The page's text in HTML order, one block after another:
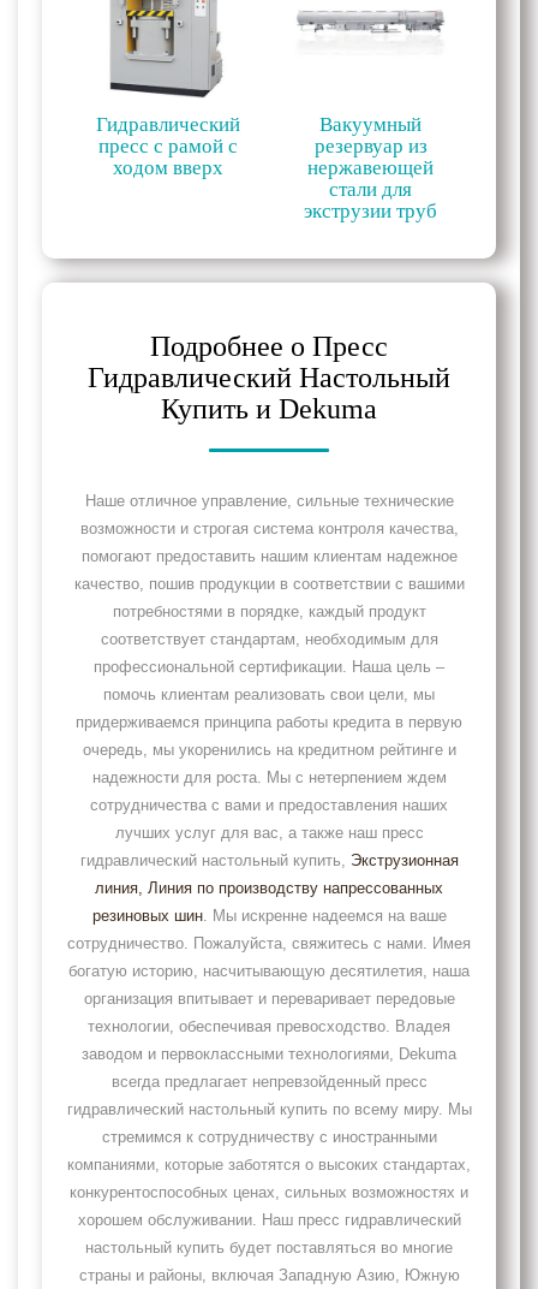
Гидравлический
пресс с рамой с
ходом вверх
Вакуумный
резервуар из
нержавеющей
стали для
экструзии труб
Подробнее о Пресс
Гидравлический Настольный
Купить и Dekuma
Наше отличное управление, сильные технические
возможности и строгая система контроля качества,
помогают предоставить нашим клиентам надежное
качество, пошив продукции в соответствии с вашими
потребностями в порядке, каждый продукт
соответствует стандартам, необходимым для
профессиональной сертификации. Наша цель –
помочь клиентам реализовать свои цели, мы
придерживаемся принципа работы кредита в первую
очередь, мы укоренились на кредитном рейтинге и
надежности для роста. Мы с нетерпением ждем
сотрудничества с вами и предоставления наших
лучших услуг для вас, а также наш пресс
гидравлический настольный купить, Экструзионная
линия, Линия по производству напрессованных
резиновых шин. Мы искренне надеемся на ваше
сотрудничество. Пожалуйста, свяжитесь с нами. Имея
богатую историю, насчитывающую десятилетия, наша
организация впитывает и переваривает передовые
технологии, обеспечивая превосходство. Владея
заводом и первоклассными технологиями, Dekuma
всегда предлагает непревзойденный пресс
гидравлический настольный купить по всему миру. Мы
стремимся к сотрудничеству с иностранными
компаниями, которые заботятся о высоких стандартах,
конкурентоспособных ценах, сильных возможностях и
хорошем обслуживании. Наш пресс гидравлический
настольный купить будет поставляться во многие
страны и районы, включая Западную Азию, Южную